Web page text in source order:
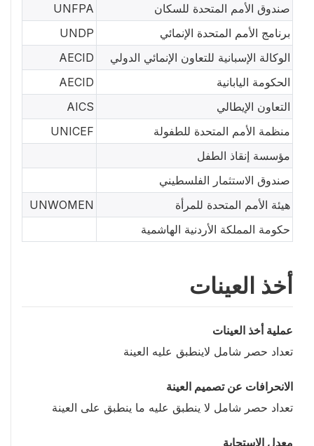
صندوق الأمم المتحدة للسكان
UNFPA
برنامج الأمم المتحدة الإنمائي
UNDP
الوكالة الإسبانية للتعاون الإنمائي الدولي
AECID
الحكومة اليابانية
AECID
التعاون الإيطالي
AICS
منظمة الأمم المتحدة للطفولة
UNICEF
مؤسسة إنقاذ الطفل
صندوق الاستثمار الفلسطيني
هيئة الأمم المتحدة للمرأة
UNWOMEN
حكومة المملكة الأردنية الهاشمية
أخذ العينات
عملية أخذ العينات
تعداد حصر شامل لاينطبق عليه العينة
الانحرافات عن تصميم العينة
تعداد حصر شامل لا ينطبق عليه ما ينطبق على العينة
معدل الاستجابة